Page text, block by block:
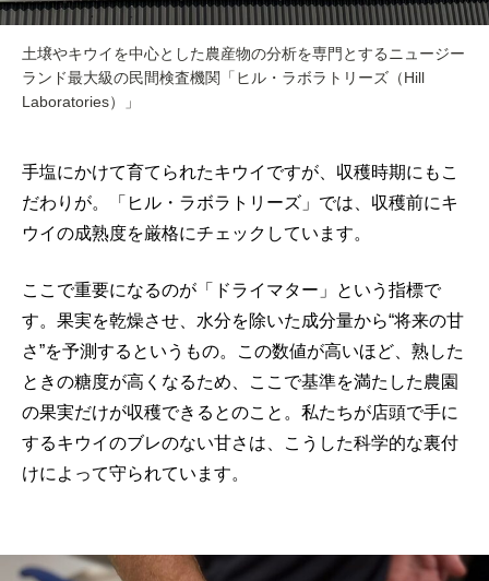
土壌やキウイを中心とした農産物の分析を専門とするニュージー
ランド最大級の民間検査機関「ヒル・ラボラトリーズ（Hill
Laboratories）」
手塩にかけて育てられたキウイですが、収穫時期にもこ
だわりが。「ヒル・ラボラトリーズ」では、収穫前にキ
ウイの成熟度を厳格にチェックしています。
ここで重要になるのが「ドライマター」という指標で
す。果実を乾燥させ、水分を除いた成分量から“将来の甘
さ”を予測するというもの。この数値が高いほど、熟した
ときの糖度が高くなるため、ここで基準を満たした農園
の果実だけが収穫できるとのこと。私たちが店頭で手に
するキウイのブレのない甘さは、こうした科学的な裏付
けによって守られています。